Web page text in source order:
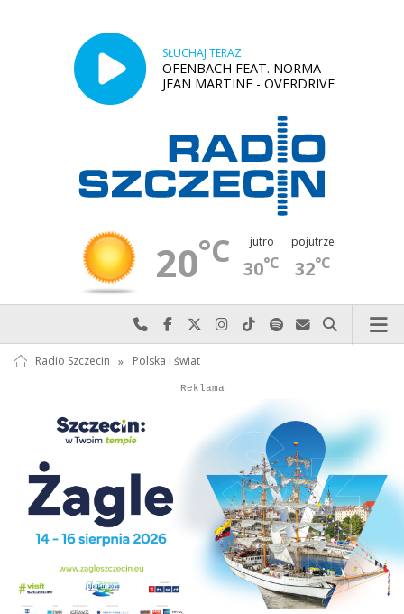
SŁUCHAJ TERAZ
OFENBACH FEAT. NORMA
JEAN MARTINE - OVERDRIVE
20°C jutro
30°C
pojutrze
32°C
Najlepiej po prostu do nas zadzwoń
Odwiedź nas na Facebook-u
Odwiedź nas na X
Odwiedź nas na Instagram-ie
Odwiedź nas na TikTok-u
Szukaj nas na Spotify
Wyślij do nas
Szukaj
Radio Szczecin » Polska i świat
Autopromocja
Reklama
Autopromocja